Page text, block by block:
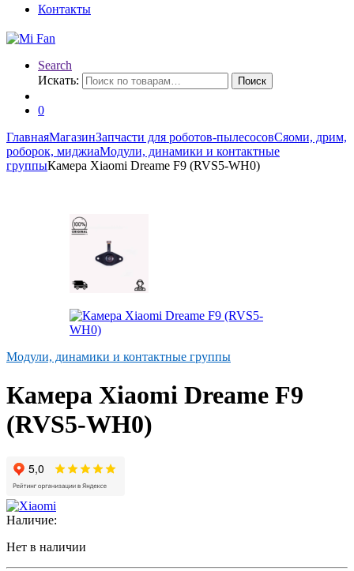
Контакты
Search
Искать:
Поиск
0
ГлавнаяМагазинЗапчасти для роботов-пылесосовСяоми, дрим,
роборок, миджиаМодули, динамики и контактные
группыКамера Xiaomi Dreame F9 (RVS5-WH0)
Модули, динамики и контактные группы
Камера Xiaomi Dreame F9
(RVS5-WH0)
Наличие:
Нет в наличии